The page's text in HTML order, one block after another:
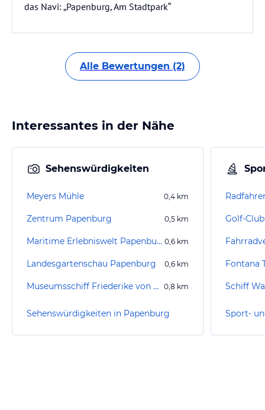
das Navi: „Papenburg, Am Stadtpark“
Alle Bewertungen (2)
Interessantes in der Nähe
Sehenswürdigkeiten
Meyers Mühle 0,4 km
Zentrum Papenburg 0,5 km
Maritime Erlebniswelt Papenburg 0,6 km
Landesgartenschau Papenburg 0,6 km
Museumsschiff Friederike von Papenburg 0,8 km
Sehenswürdigkeiten in Papenburg
Schiff